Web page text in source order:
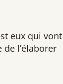
eux qui vont
l’élaborer